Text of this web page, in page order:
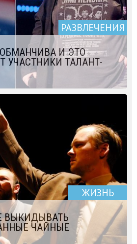
РАЗВЛЕЧЕНИЯ
И ЭТО
УЧАСТНИКИ ТАЛАНТ-
ЖИЗНЬ
ВЫКИДЫВАТЬ
ЧАЙНЫЕ